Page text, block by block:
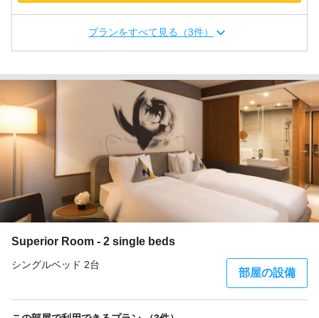
プランをすべて見る（3件）
Superior Room - 2 single beds
シングルベッド 2台
部屋の設備